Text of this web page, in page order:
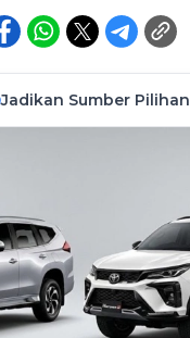
Jadikan Sumber Pilihan